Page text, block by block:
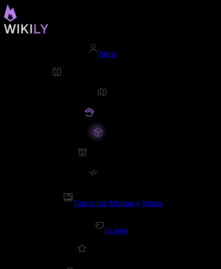
Beta
Todos los Mapas y Mods
Nuevo